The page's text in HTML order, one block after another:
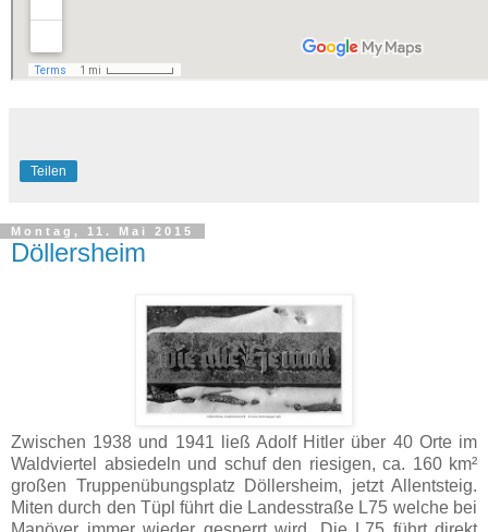
Teilen
Montag, 11. Mai 2015
Döllersheim
Zwischen 1938 und 1941 ließ Adolf Hitler über 40 Orte im
Waldviertel absiedeln und schuf den riesigen, ca. 160 km²
großen Truppenübungsplatz Döllersheim, jetzt Allentsteig.
Miten durch den Tüpl führt die Landesstraße L75 welche bei